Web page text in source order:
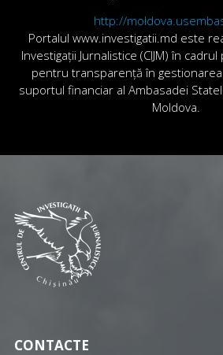
http://
Portalul www.investigatii.md este
Investigații Jurnalistice (CIJM) în
pentru transparență în gestionarea
suportul financiar al Ambasadei
Moldova.
CONTACTE